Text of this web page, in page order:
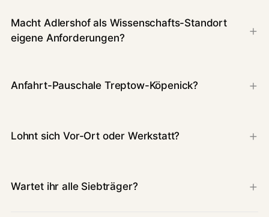
Macht Adlershof als Wissenschafts-Standort
eigene Anforderungen?
Anfahrt-Pauschale Treptow-Köpenick?
Lohnt sich Vor-Ort oder Werkstatt?
Wartet ihr alle Siebträger?